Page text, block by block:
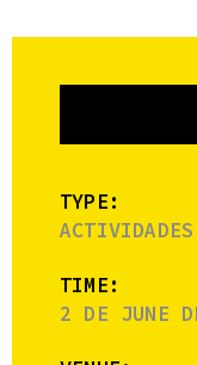
TYPE:
TIME:
2 DE JUNE